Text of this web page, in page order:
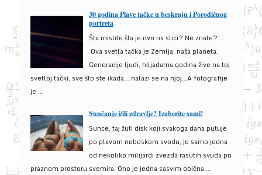
30 godina Plave tačke u beskraju i Porodičnog
portreta
Šta mislite šta je ovo na slici? Ne znate? …
Ova svetla tačka je Zemlja, naša planeta.
Generacije ljudi, hiljadama godina žive na toj
svetloj tački, sve što ste ikada… nalazi se na njoj…A fotografije
je ...
Sunčanje i/ili zdravlje? Izaberite sami!
Sunce, taj žuti disk koji svakoga dana putuje
po plavom nebeskom svodu, je samo jedna
od nekoliko milijardi zvezda rasutih svuda po
praznom prostoru svemira. Ono je jedna sasvim obična ...